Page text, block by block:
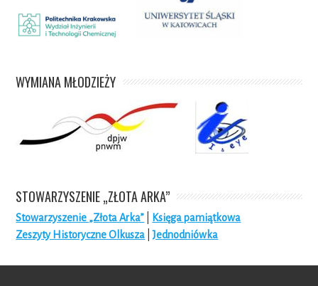
WYMIANA MŁODZIEŻY
STOWARZYSZENIE „ZŁOTA ARKA”
Stowarzyszenie „Złota Arka”
Księga pamiątkowa
Zeszyty Historyczne Olkusza |Jednodniówka